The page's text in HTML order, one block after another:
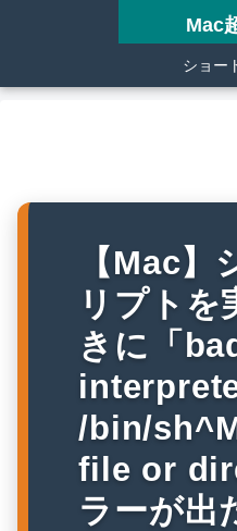
Mac
ショー
【Mac】
リプトを
きに「
/bin/
file or
ラーが出